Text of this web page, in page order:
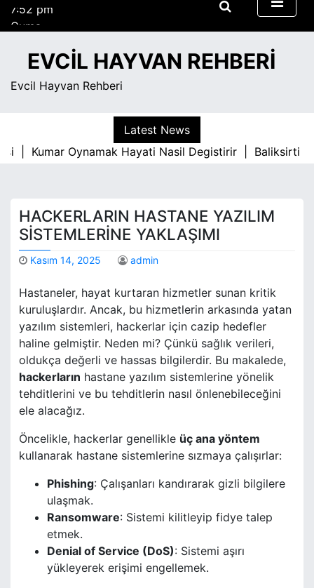
Cuma
7:52 pm
EVCIL HAYVAN REHBERI
Evcil Hayvan Rehberi
Latest News
|
Kumar Oynamak Hayati Nasil Degistirir | Baliksirti
HACKERLARIN HASTANE YAZILIM
SISTEMLERINE YAKLAŞIMI
Kasım 14, 2025 admin
Hastaneler, hayat kurtaran hizmetler sunan kritik
kuruluşlardır. Ancak, bu hizmetlerin arkasında yatan
yazılım sistemleri, hackerlar için cazip hedefler
haline gelmiştir. Neden mi? Çünkü sağlık verileri,
oldukça değerli ve hassas bilgilerdir. Bu makalede,
hackerların hastane yazılım sistemlerine yönelik
tehditlerini ve bu tehditlerin nasıl önlenebileceğini
ele alacağız.
Öncelikle, hackerlar genellikle üç ana yöntem
kullanarak hastane sistemlerine sızmaya çalışırlar:
Phishing: Çalışanları kandırarak gizli bilgilere
ulaşmak.
Ransomware: Sistemi kilitleyip fidye talep
etmek.
Denial of Service (DoS): Sistemi aşırı
yükleyerek erişimi engellemek.